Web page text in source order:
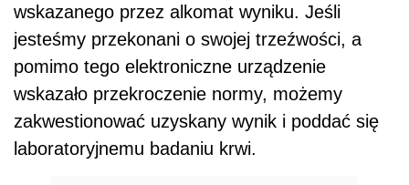
wskazanego przez alkomat wyniku. Jeśli
jesteśmy przekonani o swojej trzeźwości, a
pomimo tego elektroniczne urządzenie
wskazało przekroczenie normy, możemy
zakwestionować uzyskany wynik i poddać się
laboratoryjnemu badaniu krwi.